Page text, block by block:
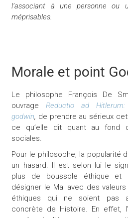
l’associant à une personne ou
méprisables.
Morale et point
Le philosophe François De
ouvrageReductio ad
godwin de prendre au sérieux
ce qu’elle dit quant au fond
sociales.
Pour le philosophe, la popularité
un hasard. Il est selon lui le
plus de boussole éthique et
désigner le Mal avec des
éthiques qui ne soient pas
concrète de Histoire. En effet,